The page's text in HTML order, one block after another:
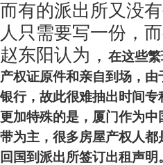
而有的派出所又没
人只需要写一份，
赵东阳认为， 在这些
产权证原件和亲自到场，
银行，故此很难抽出时间
更加特殊的是，厦门作为
带为主，很多房屋产权人
回国到派出所签订出租声明